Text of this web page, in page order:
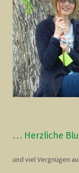
… Herzliche
und viel Vergnügen